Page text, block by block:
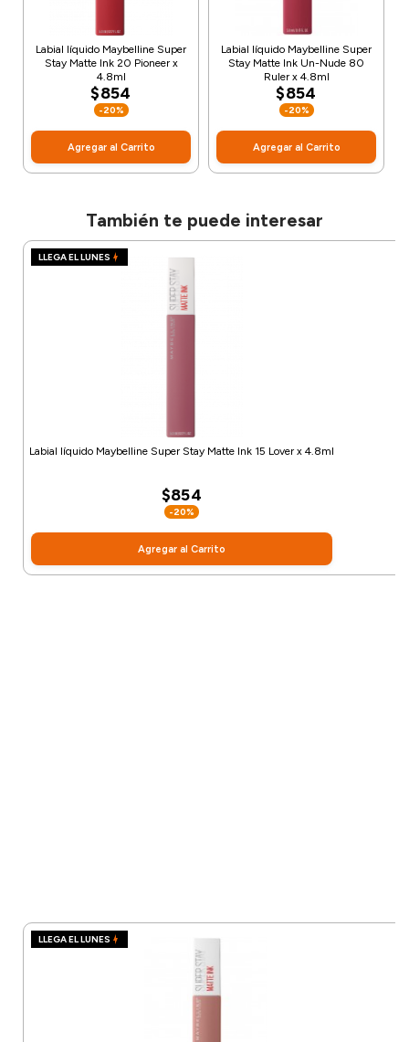
Labial líquido Maybelline Super
Stay Matte Ink 20 Pioneer x
4.8ml
$854
-20%
Agregar al Carrito
Labial líquido Maybelline Super
Stay Matte Ink Un-Nude 80
Ruler x 4.8ml
$854
-20%
Agregar al Carrito
También te puede interesar
LLEGA EL LUNES
Labial líquido Maybelline Super Stay Matte Ink 15 Lover x 4.8ml
$854
-20%
Agregar al Carrito
LLEGA EL LUNES